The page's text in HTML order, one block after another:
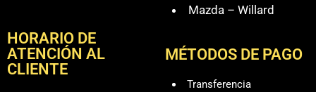
HORARIO DE
ATENCIÓN AL
CLIENTE
Mazda – Willard
MÉTODOS DE PAGO
Transferencia